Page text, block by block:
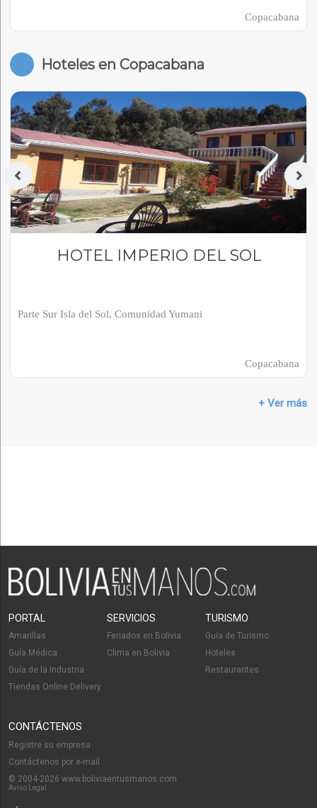
Copacabana
Hoteles en Copacabana
HOTEL IMPERIO DEL SOL
Parte Sur Isla del Sol, Comunidad Yumani
Copacabana
+ Ver más
PORTAL
Amarillas
Guía Médica
Guía de la Industria
Tiendas Online Delivery
SERVICIOS
Feriados en Bolivia
Clima en Bolivia
TURISMO
Guía de Turismo
Hoteles
Restaurantes
CONTÁCTENOS
Registre su empresa
Contáctenos por e-mail
© 2004-2026 www.boliviaentusmanos.com
Aviso Legal